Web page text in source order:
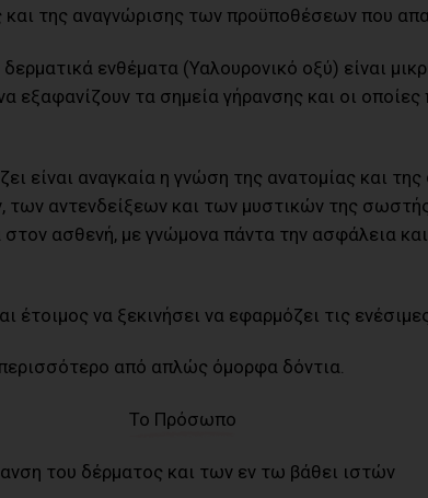
της αναγνώρισης των προϋποθέσεων που
ενθέματα (Υαλουρονικό οξύ) είναι
τα σημεία γήρανσης και οι οποίες
είναι αναγκαία η γνώση της ανατομίας και
των αντενδείξεων και των μυστικών της
ασθενή, με γνώμονα πάντα την ασφάλεια
να ξεκινήσει να εφαρμόζει τις
από απλώς όμορφα δόντια.
Το Πρόσωπο
του δέρματος και των εν τω βάθει ιστών